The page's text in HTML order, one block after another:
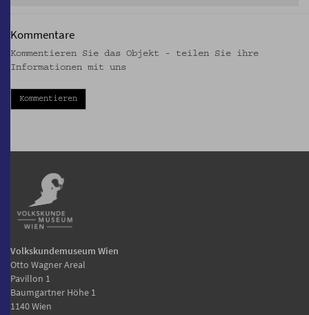
Kommentare
Kommentieren Sie das Objekt - teilen Sie ihre
Informationen mit uns
Kommentieren
Volkskundemuseum Wien
Otto Wagner Areal
Pavillon 1
Baumgartner Höhe 1
1140 Wien